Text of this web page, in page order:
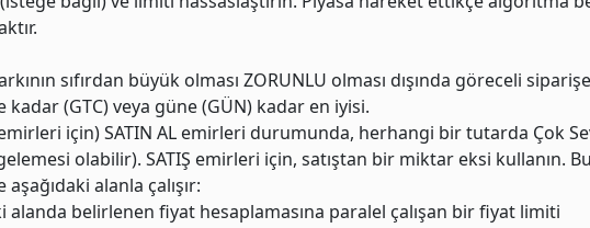
sıfırdan büyük olması ZORUNLU olması dışında göreceli
(GTC) veya güne (GÜN) kadar en iyisi.
emirleri için) SATIN AL emirleri durumunda, herhangi bir tutarda Çok
olabilir). SATIŞ emirleri için, satıştan bir miktar eksi kullanın.
alanla çalışır:
alanda belirlenen fiyat hesaplamasına paralel çalışan bir fiyat limiti